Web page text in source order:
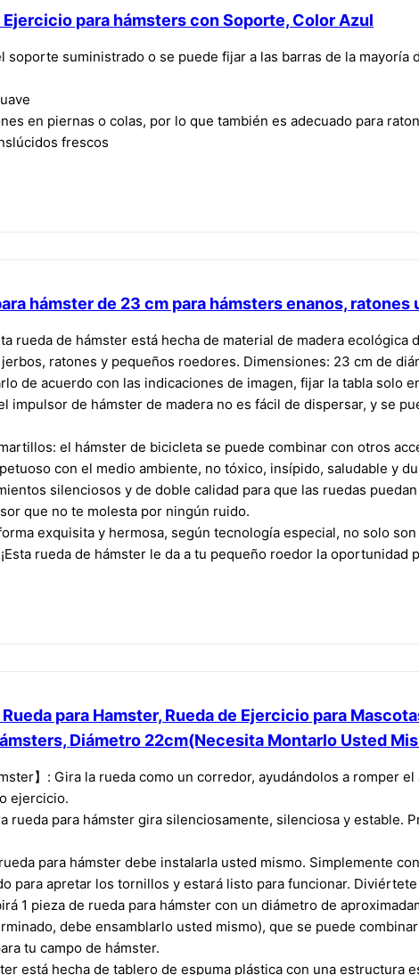
Ejercicio para hámsters con Soporte, Color Azul
soporte suministrado o se puede fijar a las barras de la mayoría
en piernas o colas, por lo que también es adecuado para
frescos
hámster de 23 cm para hámsters enanos,
rueda de hámster está hecha de material de madera ecológica
ratones y pequeños roedores. Dimensiones: 23 cm de
de acuerdo con las indicaciones de imagen, fijar la tabla solo
impulsor de hámster de madera no es fácil de dispersar, y se
el hámster de bicicleta se puede combinar con otros
con el medio ambiente, no tóxico, insípido, saludable y
silenciosos y de doble calidad para que las ruedas
que no te molesta por ningún ruido.
exquisita y hermosa, según tecnología especial, no solo
rueda de hámster le da a tu pequeño roedor la oportunidad
para Hamster, Rueda de Ejercicio para
Diámetro 22cm(Necesita Montarlo Usted
】: Gira la rueda como un corredor, ayudándolos a romper
ejercicio.
rueda para hámster gira silenciosamente, silenciosa y
rueda para hámster debe instalarla usted mismo. Simplemente
para apretar los tornillos y estará listo para funcionar.
1 pieza de rueda para hámster con un diámetro de
debe ensamblarlo usted mismo), que se puede
tu campo de hámster.
está hecha de tablero de espuma plástica con una